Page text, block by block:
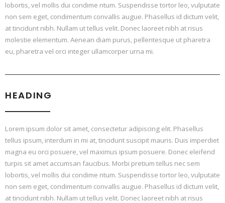
lobortis, vel mollis dui condime ntum. Suspendisse tortor leo, vulputate
non sem eget, condimentum convallis augue. Phasellus id dictum velit,
at tincidunt nibh. Nullam ut tellus velit. Donec laoreet nibh at risus
molestie elementum. Aenean diam purus, pellentesque ut pharetra
eu, pharetra vel orci integer ullamcorper urna mi.
HEADING
Lorem ipsum dolor sit amet, consectetur adipiscing elit. Phasellus
tellus ipsum, interdum in mi at, tincidunt suscipit mauris. Duis imperdiet
magna eu orci posuere, vel maximus ipsum posuere. Donec eleifend
turpis sit amet accumsan faucibus. Morbi pretium tellus nec sem
lobortis, vel mollis dui condime ntum. Suspendisse tortor leo, vulputate
non sem eget, condimentum convallis augue. Phasellus id dictum velit,
at tincidunt nibh. Nullam ut tellus velit. Donec laoreet nibh at risus